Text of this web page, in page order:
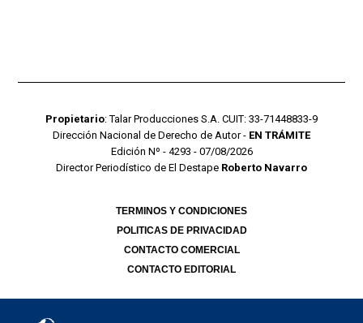
Propietario: Talar Producciones S.A. CUIT: 33-71448833-9
Dirección Nacional de Derecho de Autor - EN TRÁMITE
Edición Nº - 4293 - 07/08/2026
Director Periodístico de El Destape Roberto Navarro
TERMINOS Y CONDICIONES
POLITICAS DE PRIVACIDAD
CONTACTO COMERCIAL
CONTACTO EDITORIAL